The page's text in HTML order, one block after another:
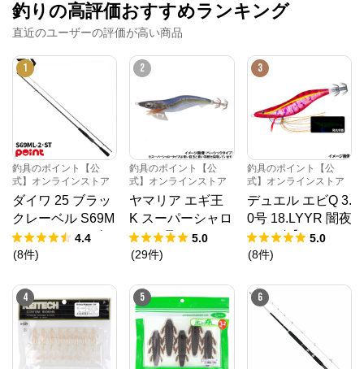
釣りの高評価おすすめランキング
直近のユーザーの評価が高い商品
1
釣具のポイント【公
式】オンラインストア
ダイワ 25 ブラッ
クレーベル S69M
L-2・ST (2026年
追加モデル)
4.4
(8件)
2
釣具のポイント【公
式】オンラインストア
ヤマリア エギ王
K スーパーシャロ
ー 3.5号 050 ケイ
ムライワシ【ゆう
5.0
(29件)
3
釣具のポイント【公
式】オンラインストア
デュエル エビQ 3.
0号 18.LYYR 闇夜
ローズ【ゆうパケ
ット】
5.0
(8件)
4 5 6